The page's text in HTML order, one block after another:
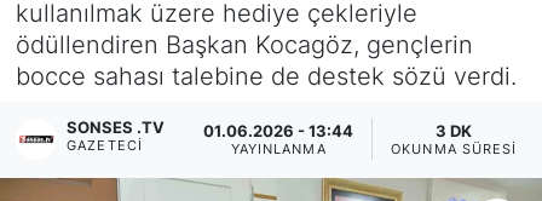
kullanılmak üzere hediye çekleriyle
ödüllendiren Başkan Kocagöz, gençlerin
bocce sahası talebine de destek sözü verdi.
SONSES .TV
GAZETECI
01.06.2026 - 13:44
YAYINLANMA
3 DK
OKUNMA SÜRESI
Siyaset
YEREL HABER
Haberde insan